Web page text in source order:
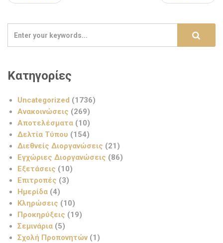
Κατηγορίες
Uncategorized (1736)
Ανακοινώσεις (269)
Αποτελέσματα (10)
Δελτία Τύπου (154)
Διεθνείς Διοργανώσεις (21)
Εγχώριες Διοργανώσεις (86)
Εξετάσεις (10)
Επιτροπές (3)
Ημερίδα (4)
Κληρώσεις (10)
Προκηρύξεις (19)
Σεμινάρια (5)
Σχολή Προπονητών (1)